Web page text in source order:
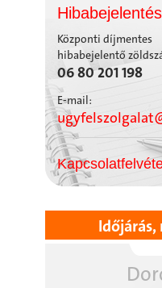
Hibabejelentés
Központi díjmentes
hibabejelentő
06 80 201 198
E-mail:
Időjárás,